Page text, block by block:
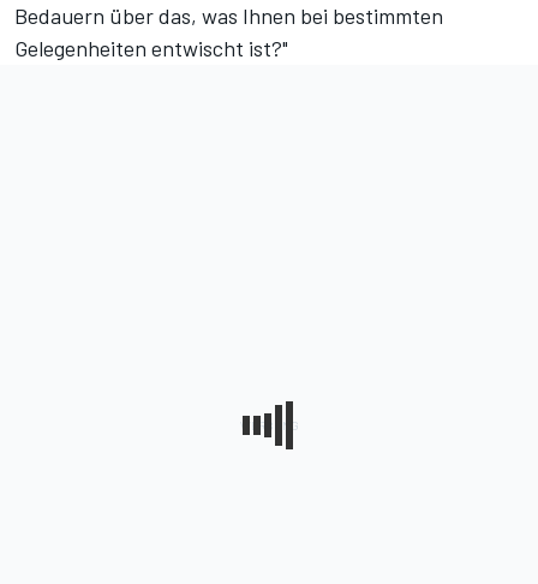
Bedauern über das, was Ihnen bei bestimmten
Gelegenheiten entwischt ist?"